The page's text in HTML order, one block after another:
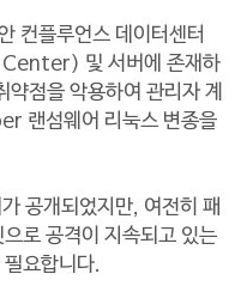
플루언스 데이터센터
및 서버에 존재하
점을 악용하여 관리자 계
랜섬웨어 리눅스 변종을
공개되었지만, 여전히 패
로 공격이 지속되고 있는
요합니다.